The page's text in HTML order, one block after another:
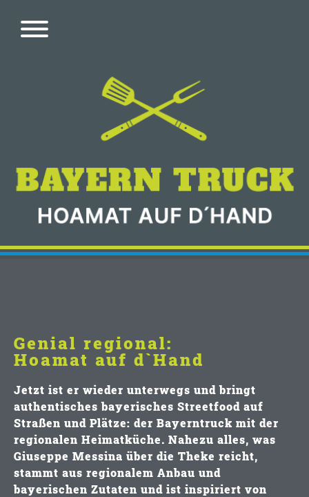
beachten
Zugänglichkeitssystem
Genial regional:
Hoamat auf d`Hand
Jetzt ist er wieder unterwegs und bringt
authentisches bayerisches Streetfood auf
Straßen und Plätze: der Bayerntruck mit der
regionalen Heimatküche. Nahezu alles, was
Giuseppe Messina über die Theke reicht,
stammt aus regionalem Anbau und
bayerischen Zutaten und ist inspiriert von